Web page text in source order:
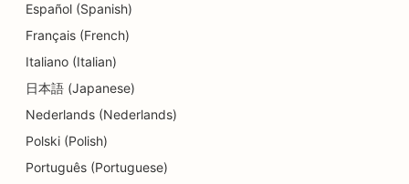
Kreşler için SEO
Diş Klinikleri için SEO
Detay Mağazaları için SEO
Cupcake Dükkanları için SEO
Español (Spanish)
Français (French)
Italiano (Italian)
日本語 (Japanese)
Nederlands (Nederlands)
Polski (Polish)
Português (Portuguese)